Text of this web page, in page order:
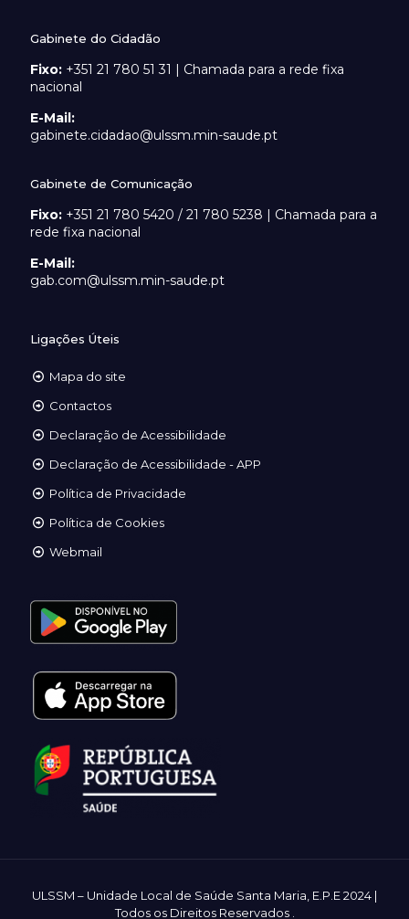
Gabinete do Cidadão
Fixo: +351 21 780 51 31 | Chamada para a rede fixa
nacional
E-Mail:
gabinete.cidadao@ulssm.min-saude.pt
Gabinete de Comunicação
Fixo: +351 21 780 5420 / 21 780 5238 | Chamada para a
rede fixa nacional
E-Mail:
gab.com@ulssm.min-saude.pt
Ligações Úteis
Mapa do site
Contactos
Declaração de Acessibilidade
Declaração de Acessibilidade - APP
Política de Privacidade
Política de Cookies
Webmail
ULSSM – Unidade Local de Saúde Santa Maria, E.P.E 2024 |
Todos os Direitos Reservados